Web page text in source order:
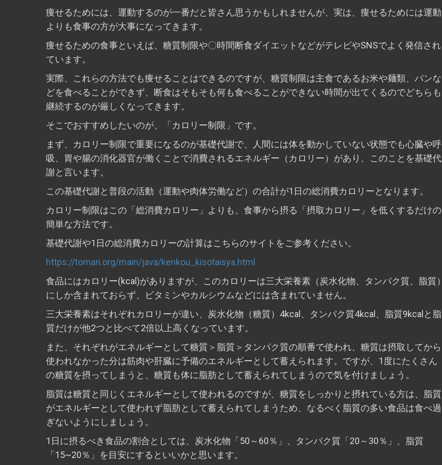
痩せるためには、運動するのが一番だと皆さん思うかもしれませんが、実は、痩せるためには運動
よりも食事の方が大事になってきます。
痩せるための食事といえば、糖質制限や〇時間断食ダイエットなどがテレビやSNSでよく発信され
ています。
実際、これらの方法でも痩せることはできるのですが、糖質制限は主食であるお米や麺類、パンな
どを食べることができず、断食はそもそも何も食べることができない時間が出てくるのでどちらも
継続するのが厳しくなってきます。
そこでおすすめしたいのが、「カロリー制限」です。
まず、カロリー制限で重要になるのが基礎代謝で、人間には体を動かしていない状態でも心臓や呼
吸、胃や腸の消化器官が働くことで消費されるエネルギー（カロリー）があり、このことを基礎代
謝と言います。
この基礎代謝と普段の活動（運動や肉体労働など）の合計が1日の総消費カロリーとなります。
カロリー制限はこの「総消費カロリー」よりも、食事から摂る「摂取カロリー」を低くするだけの
簡単な方法です。
基礎代謝や1日の総消費カロリーの計算はこちらのサイトをご参考ください。
https://tomari.org/main/java/kenkou_kisotaisya.html
食品にはカロリー(kcal)がありますが、このカロリーは三大栄養素（炭水化物、タンパク質、脂質）
にしか含まれておらず、ビタミンやカルシウムなどには含まれていません。
三大栄養素はそれぞれカロリーが違い、炭水化物（糖質）4kcal、タンパク質4kcal、脂質9kcalと脂
質だけが他2つと比べて2倍以上高くなっています。
また、それぞれがエネルギーとして糖質＞脂質＞タンパク質の順番で使われ、糖質は摂取してから
使われなかった分は筋肉や肝臓に予備のエネルギーとして蓄えられます。ですが、1度にたくさん
の糖質を摂ってしまうと、糖質も体に脂肪として蓄えられてしまうので気を付けましょう。
脂質は糖質と同じくエネルギーとして使われるのですが、糖質をしっかりと摂れている方は、脂質
がエネルギーとして使われず脂肪として蓄えられてしまうため、なるべく脂質の多い食品は食べ過
ぎないようにしましょう。
1日に摂るべき食品の割合としては、炭水化物「50～60％」、タンパク質「20～30％」、脂質
「15~20％」を目安にするといいかと思います。